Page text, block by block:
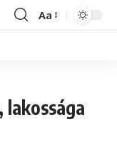
Font
Aa
lakossága